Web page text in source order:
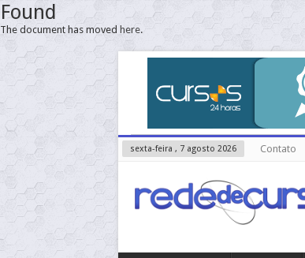
Found
The document has moved here.
sexta-feira , 7 agosto 2026 Contato